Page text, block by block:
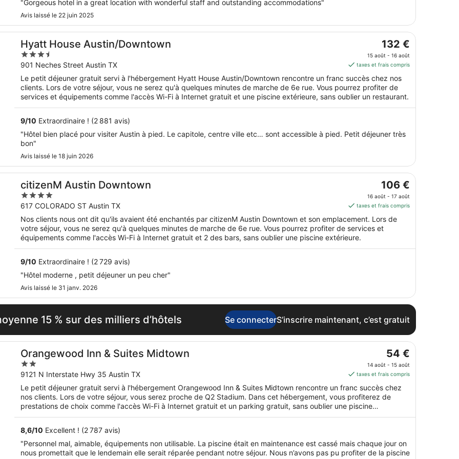
"Gorgeous hotel in a great location with wonderful staff and outstanding accommodations"
Avis laissé le 22 juin 2025
Hyatt House Austin/Downtown
3.5
out
of
5
901 Neches Street Austin TX
Le
prix
est
par
nuit
août.
132 €
15 août - 16 août
taxes et frais compris
Le petit déjeuner gratuit servi à l'hébergement Hyatt House Austin/Downtown rencontre un franc succès chez nos
clients. Lors de votre séjour, vous ne serez qu'à quelques minutes de marche de 6e rue. Vous pourrez profiter de
services et équipements comme l'accès Wi-Fi à Internet gratuit et une piscine extérieure, sans oublier un restaurant.
9/10 Extraordinaire ! (2 881 avis)
"Hôtel bien placé pour visiter Austin à pied. Le capitole, centre ville etc… sont accessible à pied. Petit déjeuner très
bon"
Avis laissé le 18 juin 2026
citizenM Austin Downtown
4
out
of
5
617 COLORADO ST Austin TX
Le
prix
est
de 106 €
par
106 €
16 août - 17 août
taxes et frais compris
Nos clients nous ont dit qu'ils avaient été enchantés par citizenM Austin Downtown et son emplacement. Lors de
votre séjour, vous ne serez qu'à quelques minutes de marche de 6e rue. Vous pourrez profiter de services et
équipements comme l'accès Wi-Fi à Internet gratuit et 2 des bars, sans oublier une piscine extérieure.
9/10 Extraordinaire ! (2 729 avis)
"Hôtel moderne , petit déjeuner un peu cher"
Avis laissé le 31 janv. 2026
15 % sur des milliers d’hôtels Se connecterS’inscrire maintenant, c’est gratuit
Orangewood Inn & Suites Midtown
2
out
of
5
9121 N Interstate Hwy 35 Austin TX
Le
prix
est
de 54 €
par
nuit
août.
54 €
14 août - 15 août
taxes et frais compris
Le petit déjeuner gratuit servi à l'hébergement Orangewood Inn & Suites Midtown rencontre un franc succès chez
nos clients. Lors de votre séjour, vous serez proche de Q2 Stadium. Dans cet hébergement, vous profiterez de
prestations de choix comme l'accès Wi-Fi à Internet gratuit et un parking gratuit, sans oublier une piscine
extérieure.
8,6/10 Excellent ! (2 787 avis)
"Personnel mal, aimable, équipements non utilisable. La piscine était en maintenance est cassé mais chaque jour on
nous promettait que le lendemain elle serait réparée pendant notre séjour. Nous n’avons pas pu profiter de la piscine